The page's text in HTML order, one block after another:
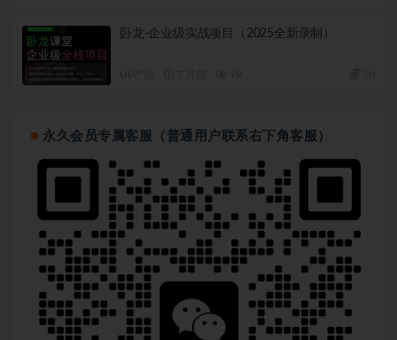
卧龙-企业级实战项目（2025全新录制）
永久会员专属客服（普通用户联系右下角客服）